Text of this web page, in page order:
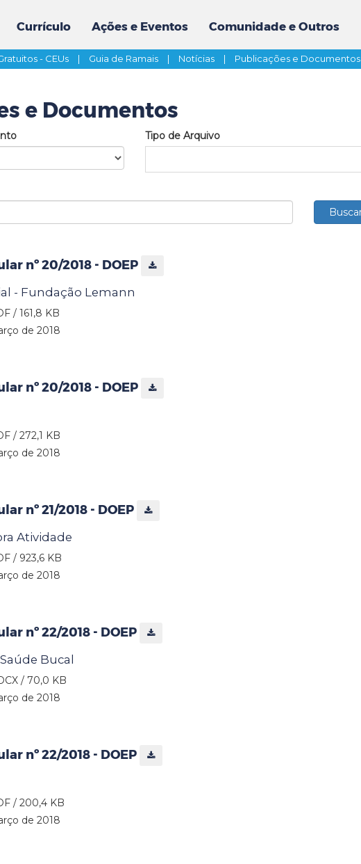
Currículo Ações e Eventos Comunidade e Outros
- CEUs | Guia de Ramais | Notícias | Publicações e Documentos
e Documentos
Tipo de Arquivo
nº 20/2018 - DOEP
- Fundação Lemann
/ 161,8 KB
de 2018
nº 20/2018 - DOEP
/ 272,1 KB
de 2018
nº 21/2018 - DOEP
Atividade
/ 923,6 KB
de 2018
nº 22/2018 - DOEP
Bucal
/ 70,0 KB
de 2018
nº 22/2018 - DOEP
/ 200,4 KB
de 2018